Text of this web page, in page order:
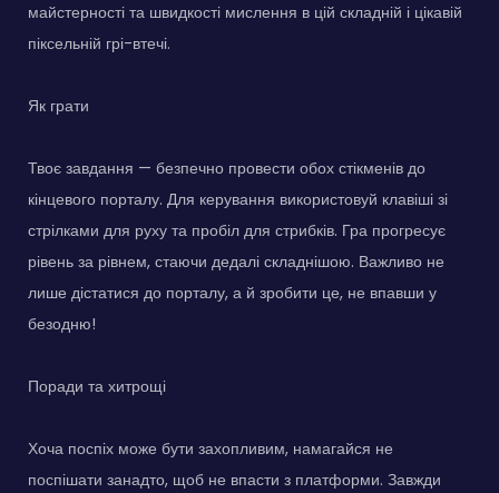
майстерності та швидкості мислення в цій складній і цікавій
піксельній грі-втечі.
Як грати
Твоє завдання — безпечно провести обох стікменів до
кінцевого порталу. Для керування використовуй клавіші зі
стрілками для руху та пробіл для стрибків. Гра прогресує
рівень за рівнем, стаючи дедалі складнішою. Важливо не
лише дістатися до порталу, а й зробити це, не впавши у
безодню!
Поради та хитрощі
Хоча поспіх може бути захопливим, намагайся не
поспішати занадто, щоб не впасти з платформи. Завжди